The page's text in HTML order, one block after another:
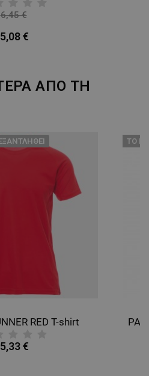
6,45 €
5,08 €
ΑΠΟ ΤΗ
RED T-shirt
5,33 €
ТΟ